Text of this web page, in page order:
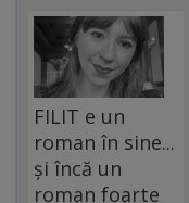
FILIT e un
roman în sine...
și încă un
roman foarte